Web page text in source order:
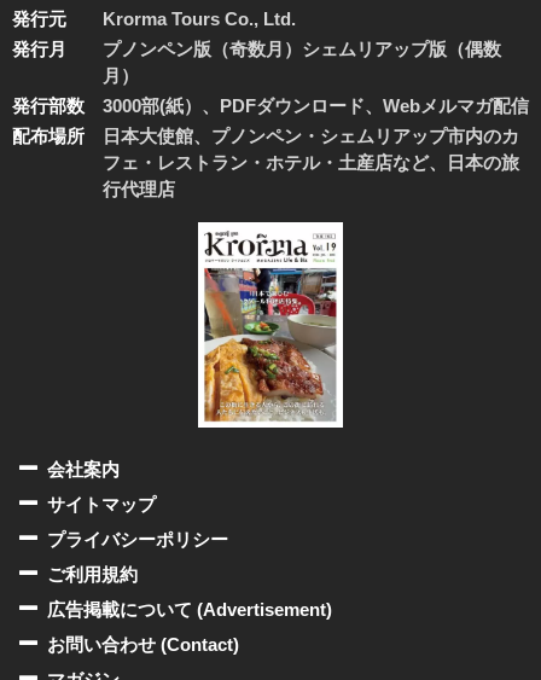
発行元
Krorma Tours Co., Ltd.
発行月
プノンペン版（奇数月）シェムリアップ版（偶数
月）
発行部数
3000部(紙）、PDFダウンロード、Webメルマガ配信
配布場所
日本大使館、プノンペン・シェムリアップ市内のカ
フェ・レストラン・ホテル・土産店など、日本の旅
行代理店
会社案内
サイトマップ
プライバシーポリシー
ご利用規約
広告掲載について (Advertisement)
お問い合わせ (Contact)